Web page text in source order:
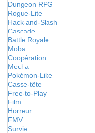
Dungeon RPG
Rogue-Lite
Hack-and-Slash
Cascade
Battle Royale
Moba
Coopération
Mecha
Pokémon-Like
Casse-tête
Free-to-Play
Film
Horreur
FMV
Survie